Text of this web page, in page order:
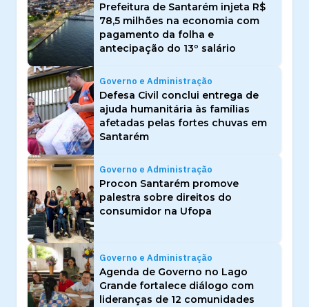
Prefeitura de Santarém injeta R$
78,5 milhões na economia com
pagamento da folha e
antecipação do 13º salário
Governo e Administração
Defesa Civil conclui entrega de
ajuda humanitária às famílias
afetadas pelas fortes chuvas em
Santarém
Governo e Administração
Procon Santarém promove
palestra sobre direitos do
consumidor na Ufopa
Governo e Administração
Agenda de Governo no Lago
Grande fortalece diálogo com
lideranças de 12 comunidades